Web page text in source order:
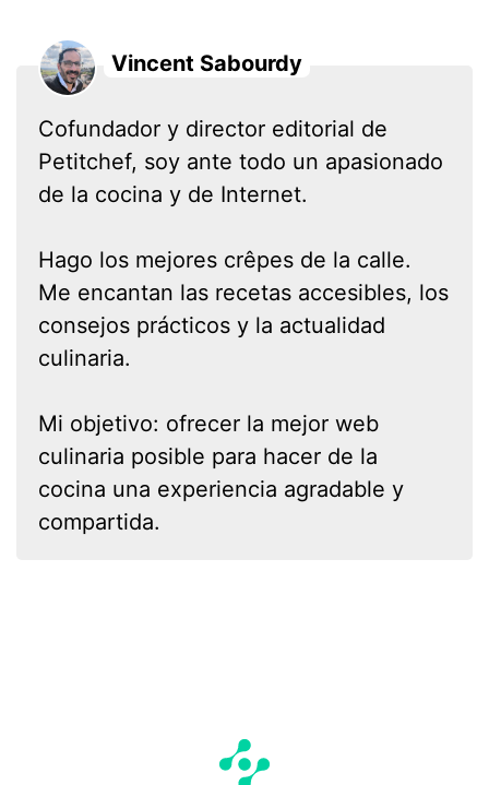
Vincent Sabourdy
Cofundador y director editorial de
Petitchef, soy ante todo un apasionado
de la cocina y de Internet.
Hago los mejores crêpes de la calle.
Me encantan las recetas accesibles, los
consejos prácticos y la actualidad
culinaria.
Mi objetivo: ofrecer la mejor web
culinaria posible para hacer de la
cocina una experiencia agradable y
compartida.